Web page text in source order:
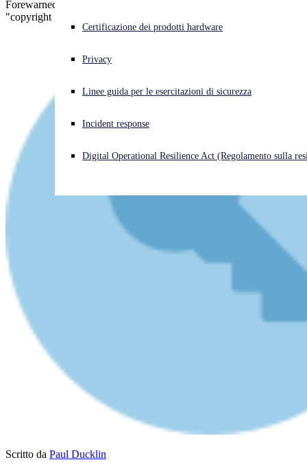
Cyberattacco in corso? Ottieni assistenza immediata
Open language switcher
Certificazione dei prodotti hardware
Privacy
Linee guida per le esercitazioni di sicurezza
Incident response
Digital Operational Resilience Act (Regolamento sulla
Forewarned is forearmed. Here's our advice on dealing with
"copyright infringement" scammers.
Scritto da Paul Ducklin